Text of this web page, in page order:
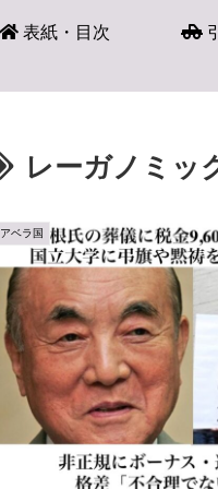
表紙・目次
レーガノミッ
アベラ国